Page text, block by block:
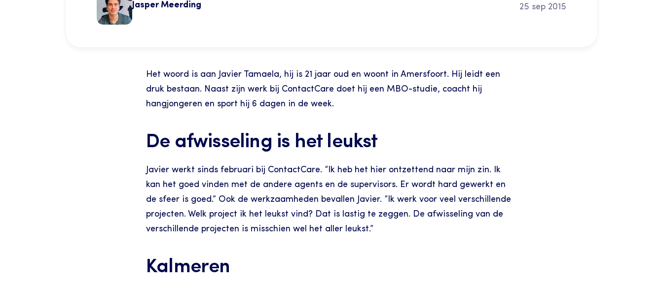
Jasper Meerding 25 sep 2015
Het woord is aan Javier Tamaela, hij is 21 jaar oud en woont in Amersfoort. Hij leidt een
druk bestaan. Naast zijn werk bij ContactCare doet hij een MBO-studie, coacht hij
hangjongeren en sport hij 6 dagen in de week.
De afwisseling is het leukst
Javier werkt sinds februari bij ContactCare. “Ik heb het hier ontzettend naar mijn zin. Ik
kan het goed vinden met de andere agents en de supervisors. Er wordt hard gewerkt en
de sfeer is goed.” Ook de werkzaamheden bevallen Javier. “Ik werk voor veel verschillende
projecten. Welk project ik het leukst vind? Dat is lastig te zeggen. De afwisseling van de
verschillende projecten is misschien wel het aller leukst.”
Kalmeren